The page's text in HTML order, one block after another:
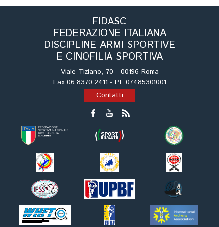
FIDASC
FEDERAZIONE ITALIANA
DISCIPLINE ARMI SPORTIVE
E CINOFILIA SPORTIVA
Viale Tiziano, 70 - 00196 Roma
Fax 06.8370.2411 - P.I. 07485301001
Contatti
Tiro a Palla
Tiro con l'arco da caccia
Field Target
Paintball
Cinofilia Sportiva
Agility
DiscDog
Dog Trail